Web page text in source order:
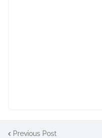
Previous Post